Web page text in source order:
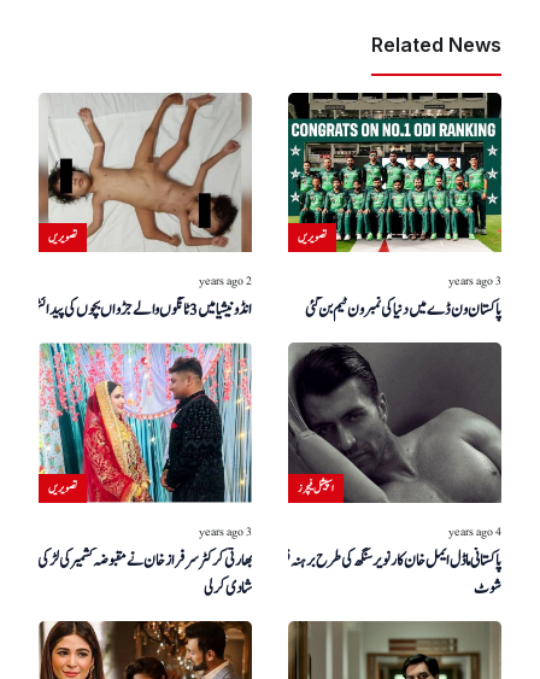
Related News
تصویریں
2 years ago
انڈونیشیا میں 3 ٹانگوں والے جڑواں بچوں کی پیدائش
تصویریں
3 years ago
پاکستان ون ڈے میں دنیا کی نمبر ون ٹیم بن گئی
تصویریں
3 years ago
بھارتی کرکٹر سرفراز خان نے مقبوضہ کشمیر کی لڑکی سے
شادی کرلی
اسپیشل فیچرز
4 years ago
پاکستانی ماڈل ایمل خان کا رنویر سنگھ کی طرح برہنہ فوٹو
شوٹ